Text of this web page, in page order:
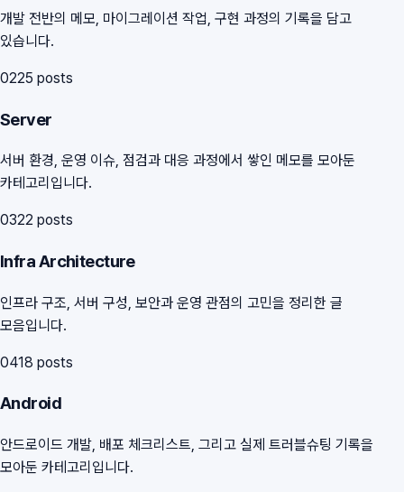
개발 전반의 메모, 마이그레이션 작업, 구현 과정의 기록을 담고
있습니다.
0225 posts
Server
서버 환경, 운영 이슈, 점검과 대응 과정에서 쌓인 메모를 모아둔
카테고리입니다.
0322 posts
Infra Architecture
인프라 구조, 서버 구성, 보안과 운영 관점의 고민을 정리한 글
모음입니다.
0418 posts
Android
안드로이드 개발, 배포 체크리스트, 그리고 실제 트러블슈팅 기록을
모아둔 카테고리입니다.